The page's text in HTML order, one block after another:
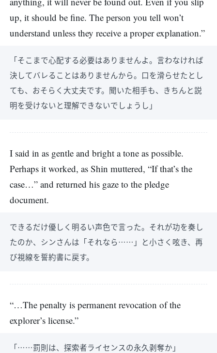
up, it should be fine. The person you tell won’t
understand unless they receive a proper explanation.”
「そこまで心配する必要はありませんよ。言わなければ
決してバレることはありませんから。口を滑らせたとし
ても、おそらく大丈夫です。聞いた相手も、きちんと説
明を受けないと理解できないでしょうし」
I said in as gentle and bright a tone as possible.
Perhaps it worked, as Shin muttered, “If that’s the
case…” and returned his gaze to the pledge
document.
できるだけ優しく明るい声色で言った。それが功を奏し
たのか、シンさんは「それなら……」と小さく呟き、再
び視線を誓約書に戻す。
“…The penalty is permanent revocation of the
explorer’s license.”
「……罰則は、探索者ライセンスの永久剥奪か」